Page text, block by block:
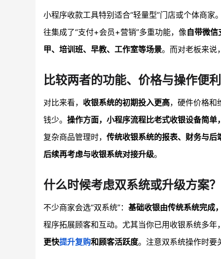
小程序收款工具特别适合“轻量型”门店或个体商家
往集成了“支付+会员+营销”多重功能，像自带微信
甲、培训班、早教、工作室等场景。而对老板来说
比较两者的功能、价格与操作便
对比来看， 收银系统的初期投入更高，硬件价格和
钱少。 操作方面，小程序流程比老式收银设备简
复杂商品管理时， 传统收银系统的报表、财务与后
后续再考虑与收银系统对接升级。
什么时候考虑双系统或升级方案？
不少商家会选“双系统”： 基础收银由传统系统完成
程序拓展顾客和互动。尤其当你已用收银系统多
更快提升复购和顾客活跃度。注意双系统操作时要